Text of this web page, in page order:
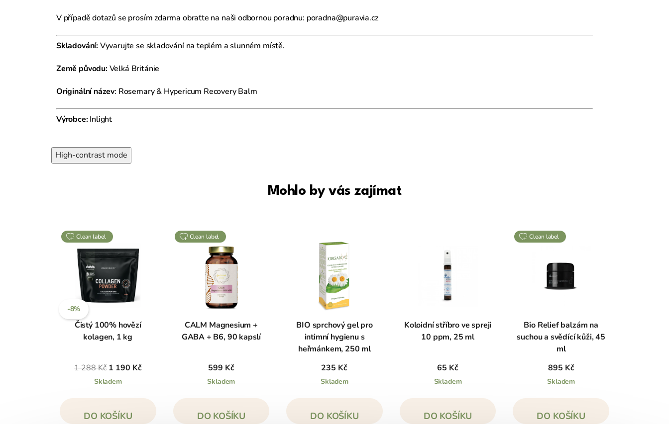
V případě dotazů se prosím zdarma obraťte na naši odbornou poradnu: poradna@puravia.cz
Skladování:Vyvarujte se skladování na teplém a slunném místě.
Země původu:Velká Británie
Originální název: Rosemary & Hypericum Recovery Balm
Výrobce:Inlight
High-contrast mode
Mohlo by vás zajímat
clean label
-8%
Čistý 100% hovězí
kolagen, 1 kg
1 288 Kč 1 190 Kč
Skladem
DO KOŠÍKU
clean label
CALM Magnesium +
GABA + B6, 90 kapslí
599 Kč
Skladem
DO KOŠÍKU
BIO sprchový gel pro
intimní hygienu s
heřmánkem, 250 ml
235 Kč
Skladem
DO KOŠÍKU
Koloidní stříbro ve spreji
10 ppm, 25 ml
65 Kč
Skladem
DO KOŠÍKU
clean label
Bio Relief balzám na
suchou a svědící kůži, 45
ml
895 Kč
Skladem
DO KOŠÍKU